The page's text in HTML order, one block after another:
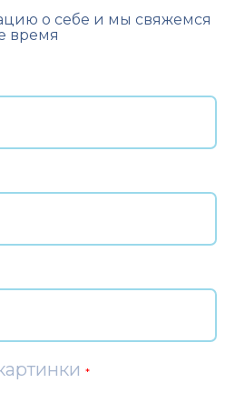
о себе и мы свяжемся
время
*